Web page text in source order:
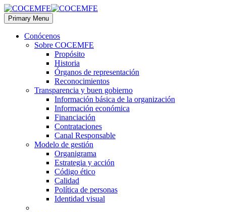
Primary Menu
Conócenos
Sobre COCEMFE
Propósito
Historia
Órganos de representación
Reconocimientos
Transparencia y buen gobierno
Información básica de la organización
Información económica
Financiación
Contrataciones
Canal Responsable
Modelo de gestión
Organigrama
Estrategia y acción
Código ético
Calidad
Política de personas
Identidad visual